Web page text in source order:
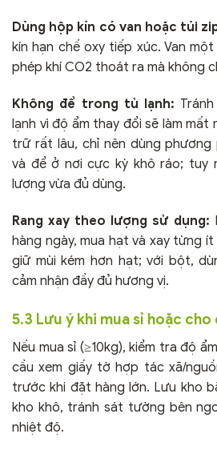
Dùng hộp kín có van hoặc túi
kín hạn chế oxy tiếp xúc. Van
phép khí CO2 thoát ra mà không
Không để trong tủ lạnh:
lạnh vì độ ẩm thay đổi sẽ làm mất
trữ rất lâu, chỉ nên dùng phương
và để ở nơi cực kỳ khô ráo; tuy
lượng vừa đủ dùng.
Rang xay theo lượng sử dụng:
hàng ngày, mua hạt và xay từng
giữ mùi kém hơn hạt; với bột,
cảm nhận đầy đủ hương vị.
5.3 Lưu ý khi mua sỉ hoặc cho
Nếu mua sỉ (≥10kg), kiểm tra độ
cầu xem giấy tờ hợp tác xã/
trước khi đặt hàng lớn. Lưu kho
kho khô, tránh sát tường bên
nhiệt độ.